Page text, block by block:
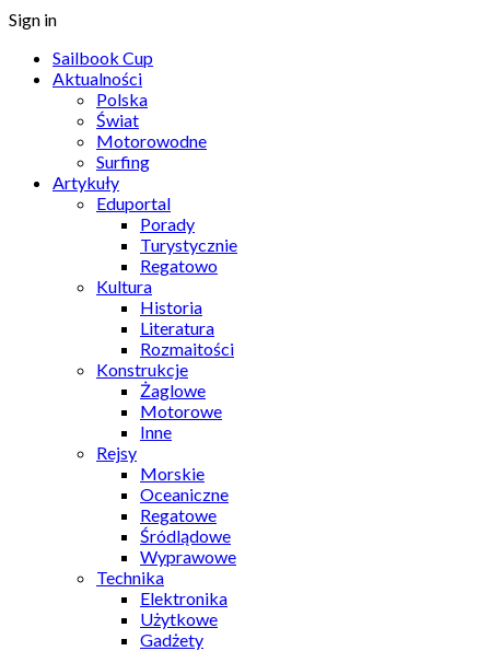
Sign in
Sailbook Cup
Aktualności
Polska
Świat
Motorowodne
Surfing
Artykuły
Eduportal
Porady
Turystycznie
Regatowo
Kultura
Historia
Literatura
Rozmaitości
Konstrukcje
Żaglowe
Motorowe
Inne
Rejsy
Morskie
Oceaniczne
Regatowe
Śródlądowe
Wyprawowe
Technika
Elektronika
Użytkowe
Gadżety